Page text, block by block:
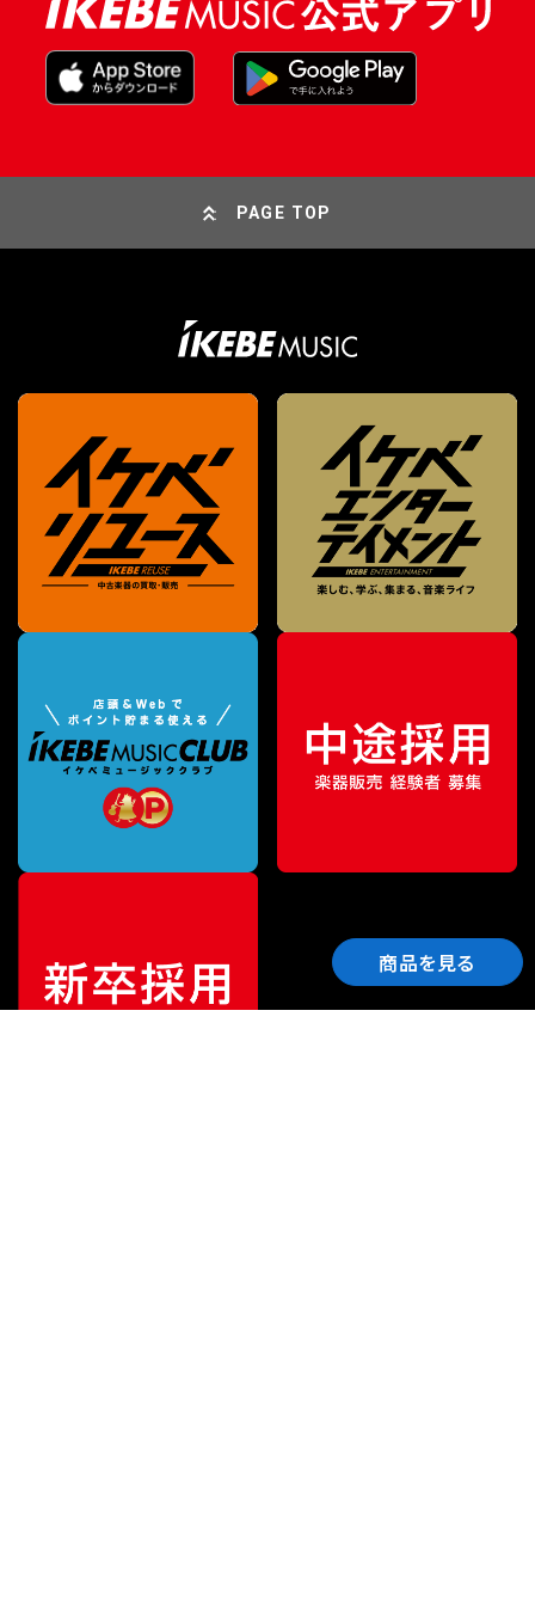
商品を見る
PAGE TOP